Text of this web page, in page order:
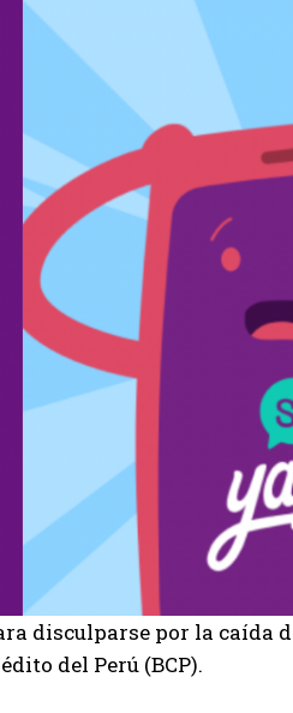
disculparse por la caída
del Perú (BCP).